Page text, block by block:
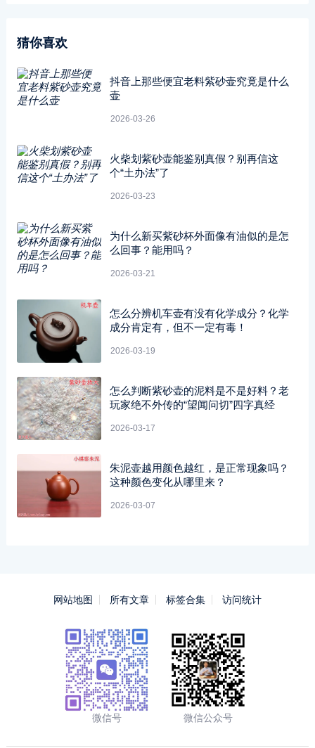
猜你喜欢
抖音上那些便宜老料紫砂壶究竟是什么
壶
2026-03-26
火柴划紫砂壶能鉴别真假？别再信这
个“土办法”了
2026-03-23
为什么新买紫砂杯外面像有油似的是怎
么回事？能用吗？
2026-03-21
怎么分辨机车壶有没有化学成分？化学
成分肯定有，但不一定有毒！
2026-03-19
怎么判断紫砂壶的泥料是不是好料？老
玩家绝不外传的“望闻问切”四字真经
2026-03-17
朱泥壶越用颜色越红，是正常现象吗？
这种颜色变化从哪里来？
2026-03-07
网站地图 所有文章 标签合集 访问统计
微信号 微信公众号